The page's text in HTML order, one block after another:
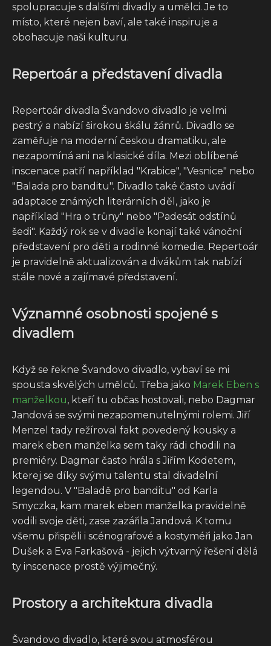
spolupracuje s dalšími divadly a umělci. Je to
místo, které nejen baví, ale také inspiruje a
obohacuje naši kulturu.
Repertoár a představení divadla
Repertoár divadla Švandovo divadlo je velmi
pestrý a nabízí širokou škálu žánrů. Divadlo se
zaměřuje na moderní českou dramatiku, ale
nezapomíná ani na klasické díla. Mezi oblíbené
inscenace patří například "Krabice", "Vesnice" nebo
"Balada pro banditu". Divadlo také často uvádí
adaptace známých literárních děl, jako je
například "Hra o trůny" nebo "Padesát odstínů
šedi". Každý rok se v divadle konají také vánoční
představení pro děti a rodinné komedie. Repertoár
je pravidelně aktualizován a divákům tak nabízí
stále nové a zajímavé představení.
Významné osobnosti spojené s
divadlem
Když se řekne Švandovo divadlo, vybaví se mi
spousta skvělých umělců. Třeba jako Marek Eben s
manželkou, kteří tu občas hostovali, nebo Dagmar
Jandová se svými nezapomenutelnými rolemi. Jiří
Menzel tady režíroval fakt povedený kousky a
marek eben manželka sem taky rádi chodili na
premiéry. Dagmar často hrála s Jiřím Kodetem,
kterej se díky svýmu talentu stal divadelní
legendou. V "Baladě pro banditu" od Karla
Smyczka, kam marek eben manželka pravidelně
vodili svoje děti, zase zazářila Jandová. K tomu
všemu přispěli i scénografové a kostyméři jako Jan
Dušek a Eva Farkašová - jejich výtvarný řešení dělá
ty inscenace prostě výjimečný.
Prostory a architektura divadla
Švandovo divadlo, které svou atmosférou